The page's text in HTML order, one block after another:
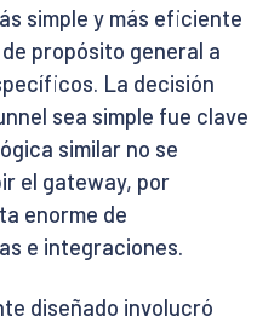
simple y más eficiente
propósito general a
La decisión
sea simple fue clave
similar no se
el gateway, por
enorme de
e integraciones.
diseñado involucró